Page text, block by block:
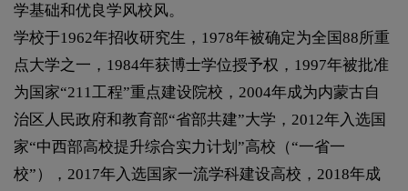
学基础和优良学风校风。
学校于1962年招收研究生，1978年被确定为全国88所重
点大学之一，1984年获博士学位授予权，1997年被批准
为国家“211工程”重点建设院校，2004年成为内蒙古自
治区人民政府和教育部“省部共建”大学，2012年入选国
家“中西部高校提升综合实力计划”高校（“一省一
校”），2017年入选国家一流学科建设高校，2018年成